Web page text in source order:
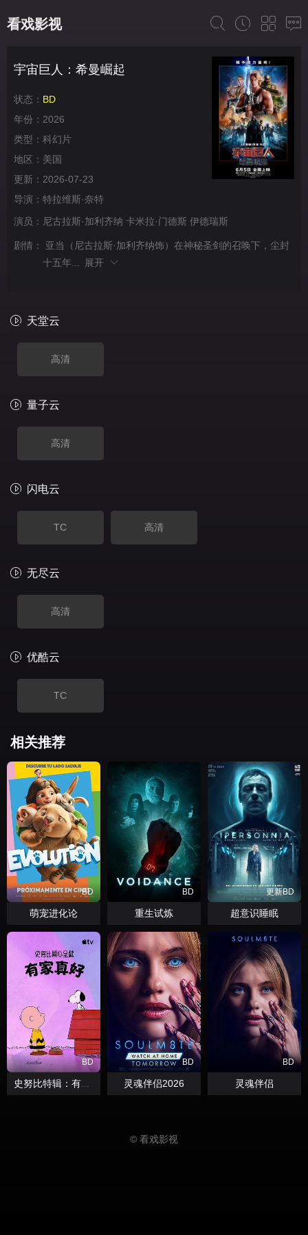
看戏影视
宇宙巨人：希曼崛起
状态： BD
年份： 2026
类型： 科幻片
地区： 美国
更新： 2026-07-23
导演： 特拉维斯·奈特
演员： 尼古拉斯·加利齐纳 卡米拉·门德斯 伊德瑞斯
剧情：
亚当（尼古拉斯·加利齐纳饰）在神秘圣剑的召唤下，尘封
十五年...
展开
天堂云
高清
量子云
高清
闪电云
TC 高清
无尽云
高清
优酷云
TC
相关推荐
BD
萌宠进化论
BD
重生试炼
更新BD
超意识睡眠
BD
史努比特辑：有家真好
BD
灵魂伴侣2026
BD
灵魂伴侣
© 看戏影视